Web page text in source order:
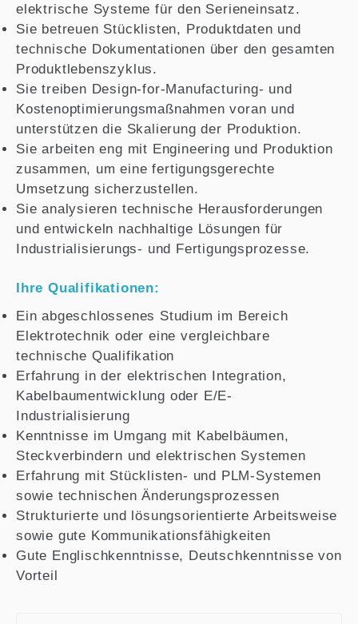
elektrische Systeme für den Serieneinsatz.
Sie betreuen Stücklisten, Produktdaten und
technische Dokumentationen über den gesamten
Produktlebenszyklus.
Sie treiben Design-for-Manufacturing- und
Kostenoptimierungsmaßnahmen voran und
unterstützen die Skalierung der Produktion.
Sie arbeiten eng mit Engineering und Produktion
zusammen, um eine fertigungsgerechte
Umsetzung sicherzustellen.
Sie analysieren technische Herausforderungen
und entwickeln nachhaltige Lösungen für
Industrialisierungs- und Fertigungsprozesse.
Ihre Qualifikationen:
Ein abgeschlossenes Studium im Bereich
Elektrotechnik oder eine vergleichbare
technische Qualifikation
Erfahrung in der elektrischen Integration,
Kabelbaumentwicklung oder E/E-
Industrialisierung
Kenntnisse im Umgang mit Kabelbäumen,
Steckverbindern und elektrischen Systemen
Erfahrung mit Stücklisten- und PLM-Systemen
sowie technischen Änderungsprozessen
Strukturierte und lösungsorientierte Arbeitsweise
sowie gute Kommunikationsfähigkeiten
Gute Englischkenntnisse, Deutschkenntnisse von
Vorteil